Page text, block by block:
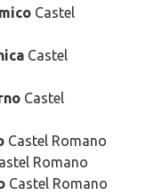
Castel
Castel
Castel
Castel Romano
Romano
Castel Romano